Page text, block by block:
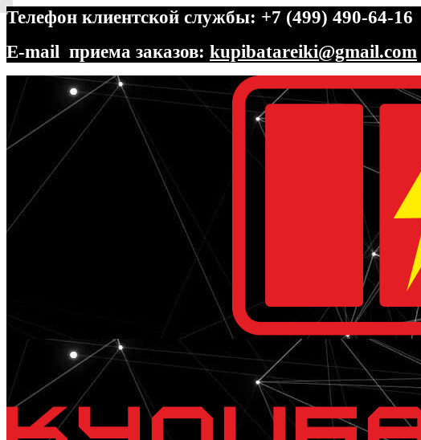
Телефон клиентской службы: +7 (499) 490-64-16
E-mail приема заказов: kupibatareiki@gmail.com
Перейти
навигации
Перейти
содержимому